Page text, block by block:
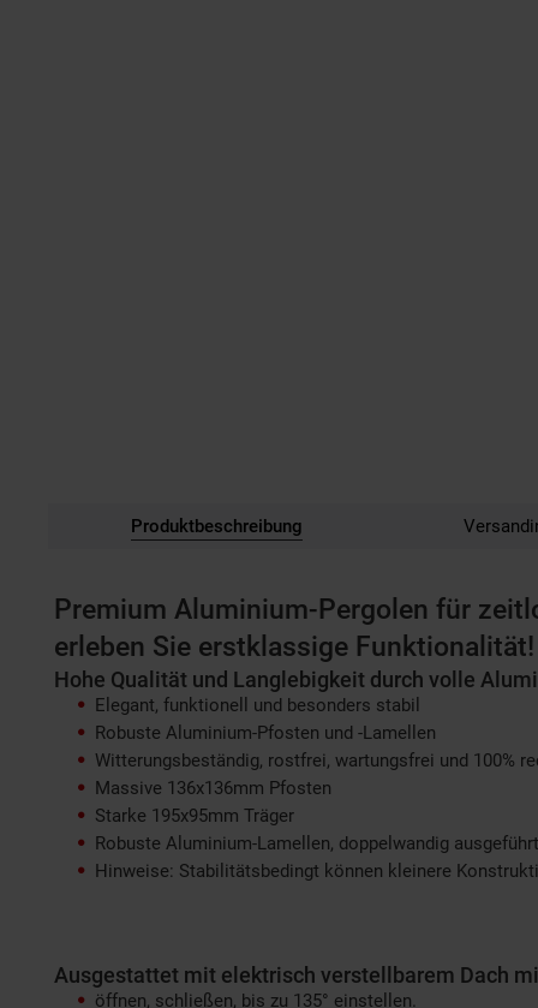
Produktbeschreibung
Premium Aluminium-Pergolen für
erleben Sie erstklassige Funktionalität!
Hohe Qualität und Langlebigkeit durch volle
Elegant, funktionell und besonders stabil
Robuste Aluminium-Pfosten und -Lamellen
Witterungsbeständig, rostfrei, wartungsfrei und 100%
Massive 136x136mm Pfosten
Starke 195x95mm Träger
Robuste Aluminium-Lamellen, doppelwandig
Hinweise: Stabilitätsbedingt können kleinere
Ausgestattet mit elektrisch verstellbarem Dach
öffnen, schließen, bis zu 135° einstellen.